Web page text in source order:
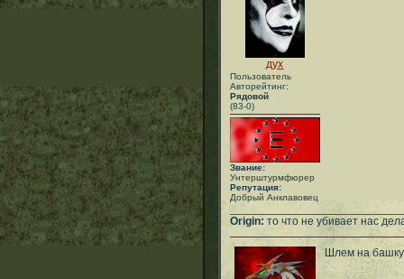
дух
Пользователь
Авторейтинг:
Рядовой
(83-0)
Звание:
Унтерштурмфюрер
Репутация:
Добрый Анклавовец
Origin: то что не убивает нас
Шлем на башку